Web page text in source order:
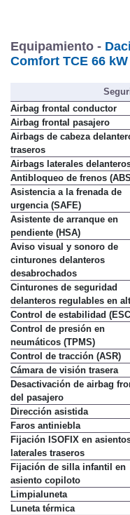
Equipamiento -
Comfort TCE 66 kW
Airbag frontal conductor
Airbag frontal pasajero
Airbags de cabeza
traseros
Airbags laterales
Antibloqueo de frenos
Asistencia a la frenada de
urgencia (SAFE)
Asistente de arranque en
pendiente (HSA)
Aviso visual y sonoro de
cinturones delanteros
desabrochados
Cinturones de seguridad
delanteros regulables en
Control de estabilidad
Control de presión en
neumáticos (TPMS)
Control de tracción (ASR)
Cámara de visión trasera
Desactivación de airbag
del pasajero
Dirección asistida
Faros antiniebla
Fijación ISOFIX en
laterales traseros
Fijación de silla infantil en
asiento copiloto
Limpialuneta
Luneta térmica